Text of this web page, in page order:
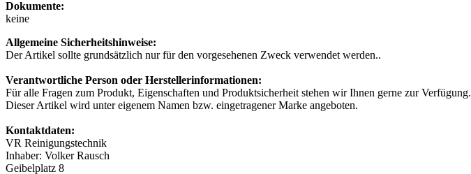
Dokumente:
keine
Allgemeine Sicherheitshinweise:
Der Artikel sollte grundsätzlich nur für den vorgesehenen Zweck verwendet werden..
Verantwortliche Person oder Herstellerinformationen:
Für alle Fragen zum Produkt, Eigenschaften und Produktsicherheit stehen wir Ihnen gerne zur Verfügung.
Dieser Artikel wird unter eigenem Namen bzw. eingetragener Marke angeboten.
Kontaktdaten:
VR Reinigungstechnik
Inhaber: Volker Rausch
Geibelplatz 8